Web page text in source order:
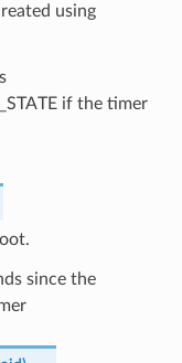
using
if the timer
since the